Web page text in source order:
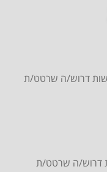
דרוש/ה שרטט/ת
דרוש/ה שרטט/ת